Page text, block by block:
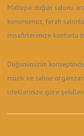
Maltepe düğün salonu
konumumuz, ferah
misafirlerimize konforlu
Düğününüzün
müzik ve sahne
isteklerinize göre